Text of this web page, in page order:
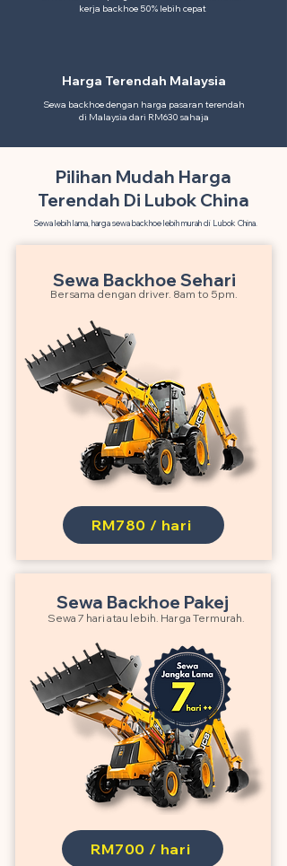
kerja backhoe 50% lebih cepat
Harga Terendah Malaysia
Sewa backhoe dengan harga pasaran terendah
di Malaysia dari RM630 sahaja
Pilihan Mudah Harga
Terendah Di Lubok China
Sewa lebih lama, harga sewa backhoe lebih murah di Lubok China.
Sewa Backhoe Sehari
Bersama dengan driver. 8am to 5pm.
RM780 / hari
Sewa Backhoe Pakej
Sewa 7 hari atau lebih. Harga Termurah.
RM700 / hari